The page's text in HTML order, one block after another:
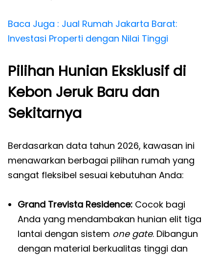
Baca Juga : Jual Rumah Jakarta Barat:
Investasi Properti dengan Nilai Tinggi
Pilihan Hunian Eksklusif di
Kebon Jeruk Baru dan
Sekitarnya
Berdasarkan data tahun 2026, kawasan ini
menawarkan berbagai pilihan rumah yang
sangat fleksibel sesuai kebutuhan Anda:
Grand Trevista Residence: Cocok bagi
Anda yang mendambakan hunian elit tiga
lantai dengan sistem one gate. Dibangun
dengan material berkualitas tinggi dan